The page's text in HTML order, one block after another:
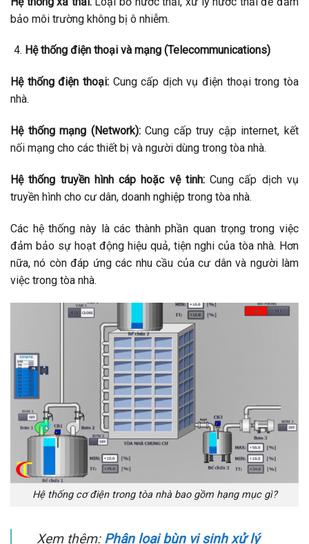
bảo môi trường không bị ô nhiễm.
Hệ thống điện thoại và mạng (Telecommunications)
Hệ thống điện thoại:Cung cấp dịch vụ điện thoại trong tòa
nhà.
Hệ thống mạng (Network):Cung cấp truy cập internet, kết
nối mạng cho các thiết bị và người dùng trong tòa nhà.
Hệ thống truyền hình cáp hoặc vệ tinh:Cung cấp dịch vụ
truyền hình cho cư dân, doanh nghiệp trong tòa nhà.
Các hệ thống này là các thành phần quan trọng trong việc
đảm bảo sự hoạt động hiệu quả, tiện nghi của tòa nhà. Hơn
nữa, nó còn đáp ứng các nhu cầu của cư dân và người làm
việc trong tòa nhà.
Hệ thống cơ điện trong tòa nhà bao gồm hạng mục gì?
Xem thêm: Phân loại bùn vi sinh xử lý